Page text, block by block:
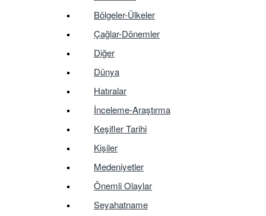
Bölgeler-Ülkeler
Çağlar-Dönemler
Diğer
Dünya
Hatıralar
İnceleme-Araştırma
Keşifler Tarihi
Kişiler
Medeniyetler
Önemli Olaylar
Seyahatname